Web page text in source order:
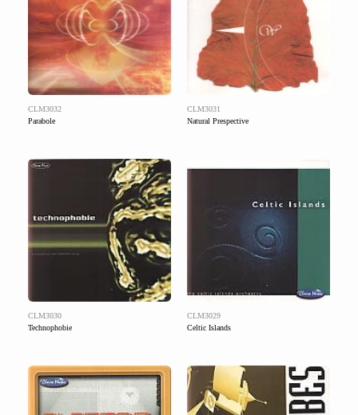
CLM3032
Parabole
CLM3031
Natural Prespective
CLM3030
Technophobie
CLM3029
Celtic Islands